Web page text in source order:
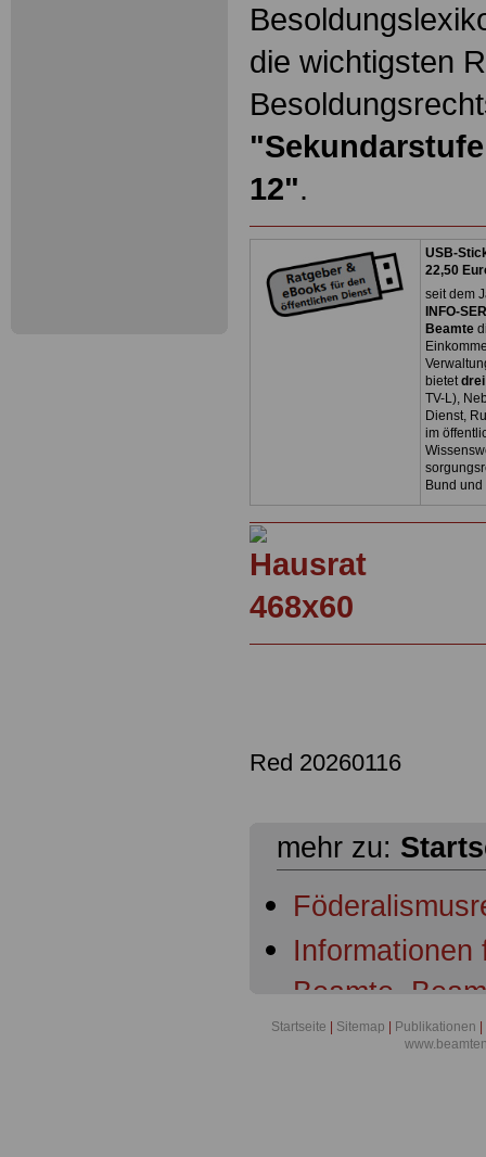
die wichtigsten
12".
USB-
22,50
seit dem
INFO-
Beamte
bietet
TV-L),
Dienst,
im
Bund
Red 20260116
mehr zu:
Informationen
Beamte,
Startseite Sitemap Publikationen